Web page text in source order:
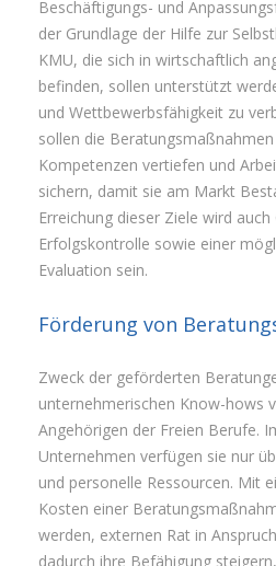
Beschäftigungs- und
der Grundlage der Hilfe zur
KMU, die sich in wirtschaftlich
befinden, sollen unterstützt
und Wettbewerbsfähigkeit zu
sollen die
Kompetenzen vertiefen und
sichern, damit sie am Markt
Erreichung dieser Ziele wird
Erfolgskontrolle sowie einer
Evaluation sein.
Förderung von
Zweck der geförderten
unternehmerischen Know-hows
Angehörigen der Freien Berufe.
Unternehmen verfügen sie nur
und personelle Ressourcen. Mit
Kosten einer
werden, externen Rat in
dadurch ihre Befähigung